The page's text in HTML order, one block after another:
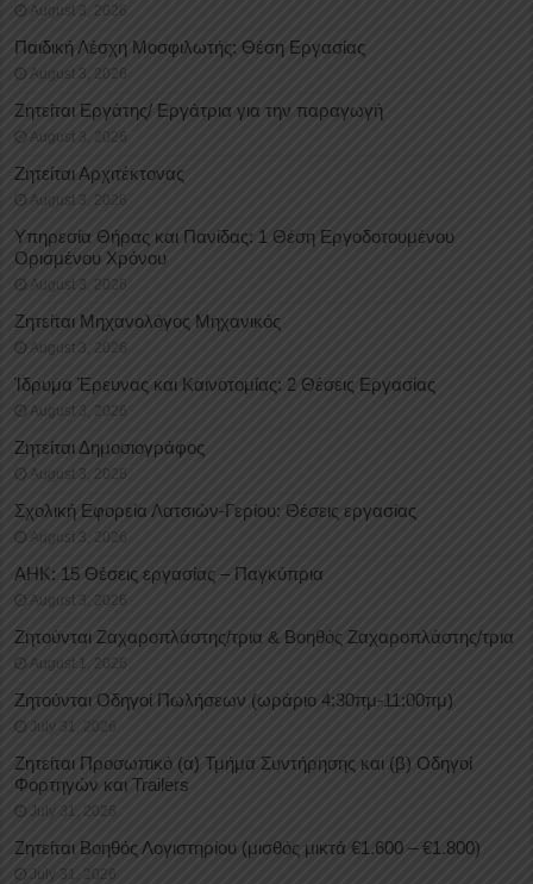
August 3, 2026
Παιδική Λέσχη Μοσφιλωτής: Θέση Εργασίας
August 3, 2026
Ζητείται Εργάτης/ Εργάτρια για την παραγωγή
August 3, 2026
Ζητείται Αρχιτέκτονας
August 3, 2026
Υπηρεσία Θήρας και Πανίδας: 1 Θέση Eργοδοτουμένου
Oρισμένου Xρόνου
August 3, 2026
Ζητείται Μηχανολόγος Μηχανικός
August 3, 2026
Ίδρυμα Έρευνας και Καινοτομίας: 2 Θέσεις Εργασίας
August 3, 2026
Ζητείται Δημοσιογράφος
August 3, 2026
Σχολική Εφορεία Λατσιών-Γερίου: Θέσεις εργασίας
August 3, 2026
ΑΗΚ: 15 Θέσεις εργασίας – Παγκύπρια
August 3, 2026
Ζητούνται Ζαχαροπλάστης/τρια & Βοηθός Ζαχαροπλάστης/τρια
August 1, 2026
Ζητούνται Οδηγοί Πωλήσεων (ωράριο 4:30πμ-11:00πμ)
July 31, 2026
Ζητείται Προσωπικό (α) Τμήμα Συντήρησης και (β) Οδηγοί
Φορτηγών και Trailers
July 31, 2026
Ζητείται Βοηθός Λογιστηρίου (μισθός μικτά €1.600 – €1.800)
July 31, 2026